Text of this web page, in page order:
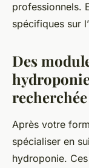
professionnels.
spécifiques sur
Des
recherchée
Après votre
spécialiser en
hydroponie.